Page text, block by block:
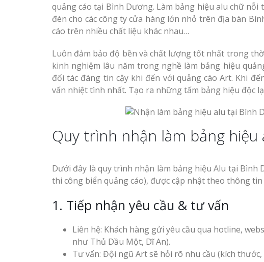
quảng cáo tại Bình Dương. Làm bảng hiệu alu chữ
đèn cho các công ty cửa hàng lớn nhỏ trên địa bàn
cáo trên nhiều chất liệu khác nhau…
Luôn đảm bảo độ bền và chất lượng tốt nhất trong
kinh nghiệm lâu năm trong nghề làm bảng hiệu
đối tác đáng tin cậy khi đến với quảng cáo Art. Khi
vấn nhiệt tình nhất. Tạo ra những tấm bảng hiệu độc
Quy trình nhận làm bảng
Dưới đây là quy trình nhận làm bảng hiệu Alu tại Bình
thi công biển quảng cáo), được cập nhật theo thông tin
1. Tiếp nhận yêu cầu & tư vấn
Liên hệ: Khách hàng gửi yêu cầu qua hotline,
như Thủ Dầu Một, Dĩ An).
Tư vấn: Đội ngũ Art sẽ hỏi rõ nhu cầu (kích